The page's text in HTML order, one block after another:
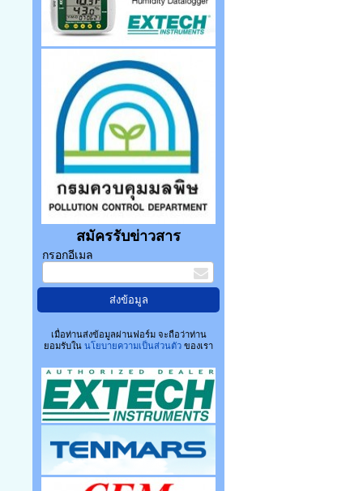
สมัครรับข่าวสาร
กรอกอีเมล
เมื่อท่านส่งข้อมูลผ่านฟอร์ม จะถือว่าท่าน
ยอมรับใน นโยบายความเป็นส่วนตัวของเรา